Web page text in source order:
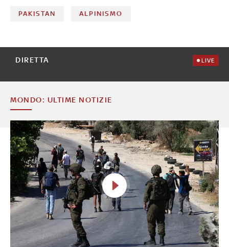
PAKISTAN ALPINISMO
DIRETTA LIVE
MONDO: ULTIME NOTIZIE